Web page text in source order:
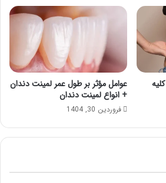
عوامل مؤثر بر طول عمر لمینت دندان
+ انواع لمینت دندان
فروردین 30, 1404